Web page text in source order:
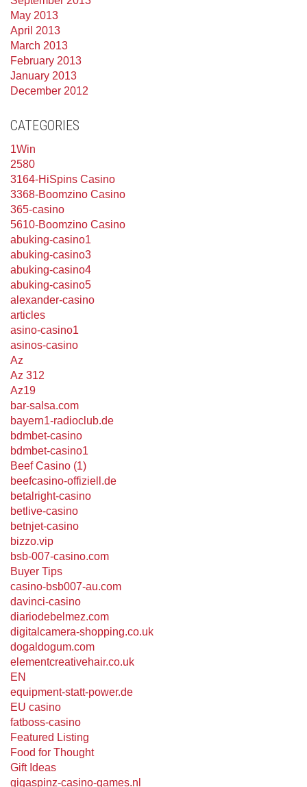
May 2013
April 2013
March 2013
February 2013
January 2013
December 2012
CATEGORIES
1Win
2580
3164-HiSpins Casino
3368-Boomzino Casino
365-casino
5610-Boomzino Casino
abuking-casino1
abuking-casino3
abuking-casino4
abuking-casino5
alexander-casino
articles
asino-casino1
asinos-casino
Az
Az 312
Az19
bar-salsa.com
bayern1-radioclub.de
bdmbet-casino
bdmbet-casino1
Beef Casino (1)
beefcasino-offiziell.de
betalright-casino
betlive-casino
betnjet-casino
bizzo.vip
bsb-007-casino.com
Buyer Tips
casino-bsb007-au.com
davinci-casino
diariodebelmez.com
digitalcamera-shopping.co.uk
dogaldogum.com
elementcreativehair.co.uk
EN
equipment-statt-power.de
EU casino
fatboss-casino
Featured Listing
Food for Thought
Gift Ideas
gigaspinz-casino-games.nl